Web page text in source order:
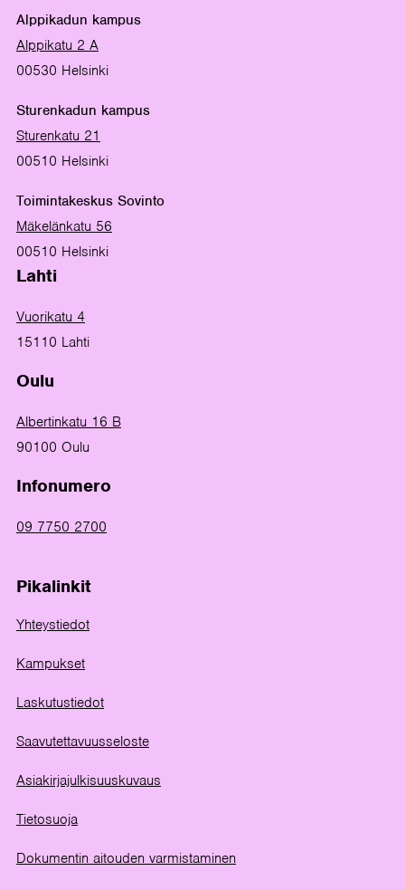
Alppikadun kampus
Alppikatu 2 A
00530 Helsinki
Sturenkadun kampus
Sturenkatu 21
00510 Helsinki
Toimintakeskus Sovinto
Mäkelänkatu 56
00510 Helsinki
Lahti
Vuorikatu 4
15110 Lahti
Oulu
Albertinkatu 16 B
90100 Oulu
Infonumero
09 7750 2700
Pikalinkit
Yhteystiedot
Kampukset
Laskutustiedot
Saavutettavuusseloste
Asiakirjajulkisuuskuvaus
Tietosuoja
Dokumentin aitouden varmistaminen